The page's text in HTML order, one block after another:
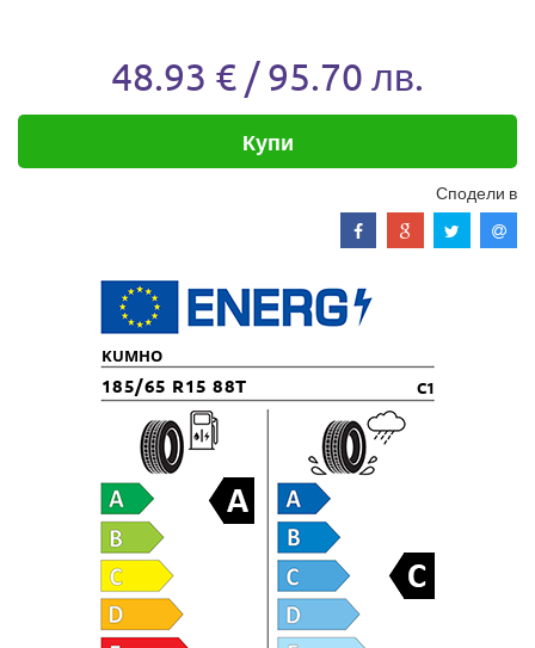
48.93 € / 95.70 лв.
Купи
Сподели в
KUMHO
185/65 R15 88T C1